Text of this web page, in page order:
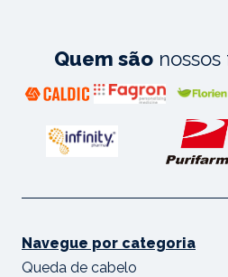
Quem sãonossos
Navegue por categoria
Queda de cabelo